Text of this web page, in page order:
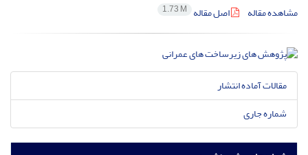
مشاهده مقاله
اصل مقاله 1.73 M
مقالات آماده انتشار
شماره جاری